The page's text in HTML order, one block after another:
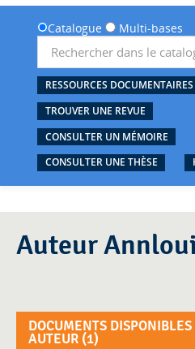
Catalogue Multi-bases
RESSOURCES
TROUVER UNE REVUE
CONSULTER UN MÉMOIRE
CONSULTER UNE THÈSE
Auteur
DOCUMENTS DISPONIBLES
AUTEUR (1)